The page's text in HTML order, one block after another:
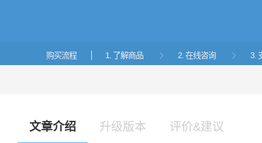
购买流程 1. 了解商品  2. 在线咨询  3.
文章介绍 升级版本 评价&建议